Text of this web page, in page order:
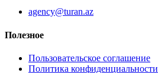
agency@turan.az
Полезное
Пользовательское соглашение
Политика конфиденциальности